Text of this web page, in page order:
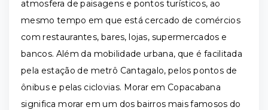
atmosfera de paisagens e pontos turísticos, ao
mesmo tempo em que está cercado de comércios
com restaurantes, bares, lojas, supermercados e
bancos. Além da mobilidade urbana, que é facilitada
pela estação de metrô Cantagalo, pelos pontos de
ônibus e pelas ciclovias. Morar em Copacabana
significa morar em um dos bairros mais famosos do